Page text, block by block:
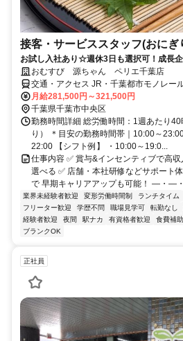
接客・サービススタッフ(おにぎ
お試し入社あり☆週休3日も選択可！成長
おむすび 源ちゃん ペリエ千葉店
交通・アクセス JR・千葉都市モノレー
月給281,500円～321,500円
千葉県千葉市中央区
勤務時間詳細 総労働時間：1週あたり
り） ＊目安の勤務時間帯｜10:00～
22:00 【シフト例】 ・10:00～19:0...
仕事内容 ✅ 賞与&インセンティブで高
選べる ✅ 店舗・本社研修などサポート
で 早期キャリアアップも可能！ ―・
業界未経験者歓迎 変形労働時間制 ランチタイム
フリーター歓迎
学歴不問 職場見学可 転勤なし
経験者歓迎
夜間 駅ナカ 有資格者歓迎 食費補
ブランクOK
正社員